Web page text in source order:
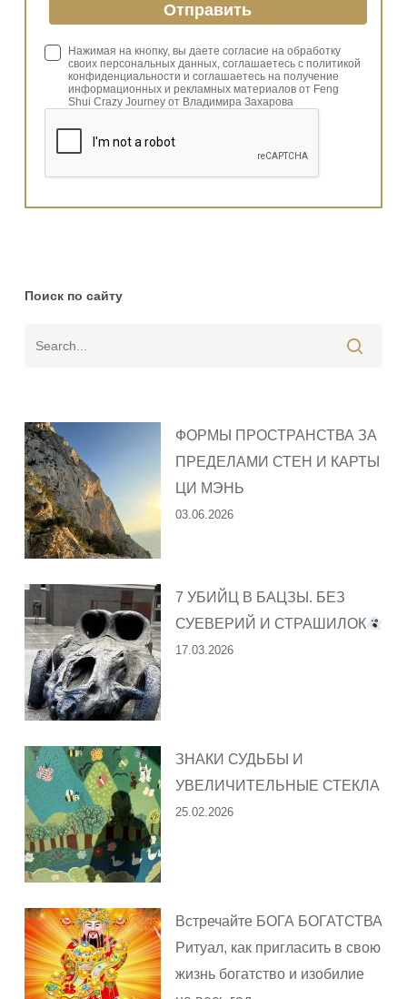
Нажимая на кнопку, вы даете согласие на обработку
своих персональных данных, соглашаетесь с политикой
конфиденциальности и соглашаетесь на получение
информационных и рекламных материалов от Feng
Shui Crazy Journey от Владимира Захарова
Поиск по сайту
ФОРМЫ ПРОСТРАНСТВА ЗА
ПРЕДЕЛАМИ СТЕН И КАРТЫ
ЦИ МЭНЬ
03.06.2026
7 УБИЙЦ В БАЦЗЫ. БЕЗ
СУЕВЕРИЙ И СТРАШИЛОК
17.03.2026
ЗНАКИ СУДЬБЫ И
УВЕЛИЧИТЕЛЬНЫЕ СТЕКЛА
25.02.2026
Встречайте БОГА БОГАТСТВА
Ритуал, как пригласить в свою
жизнь богатство и изобилие